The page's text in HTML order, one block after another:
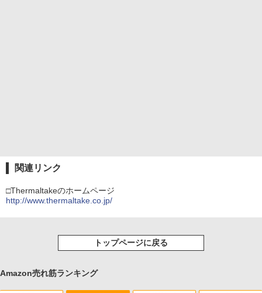
関連リンク
□Thermaltakeのホームページ
http://www.thermaltake.co.jp/
トップページに戻る
Amazon売れ筋ランキング